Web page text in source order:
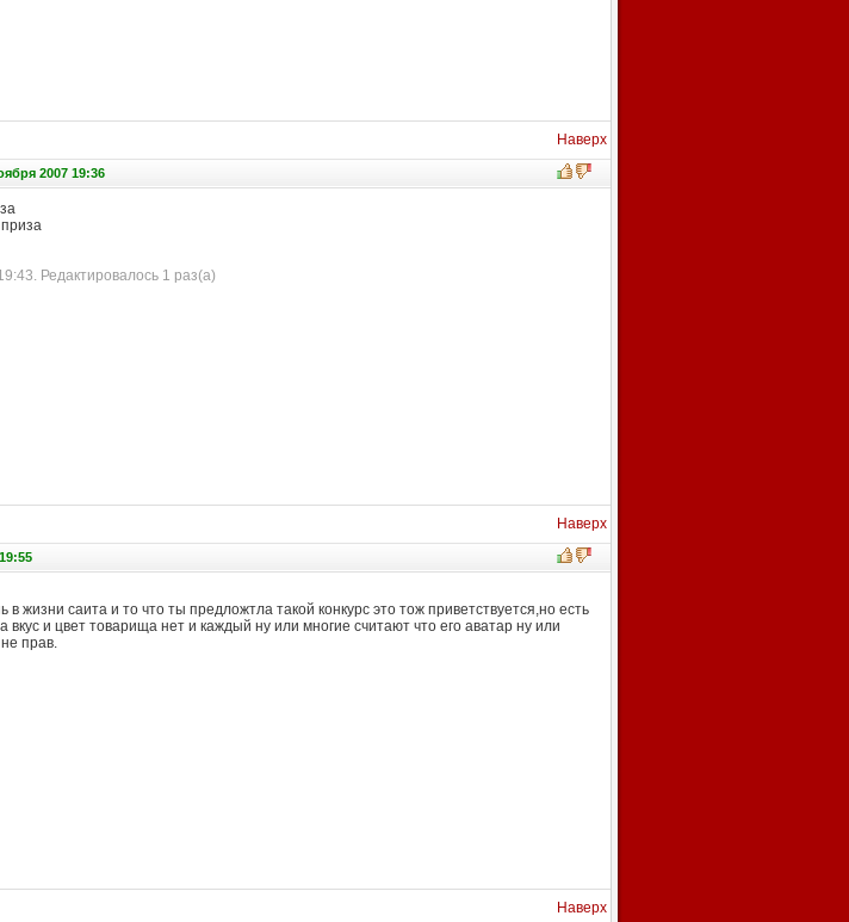
Наверх
2007 19:36
Редактировалось 1 раз(а)
Наверх
жизни саита и то что ты предложтла такой конкурс это тож приветствуется,но есть
и цвет товарища нет и каждый ну или многие считают что его аватар ну или
прав.
Наверх